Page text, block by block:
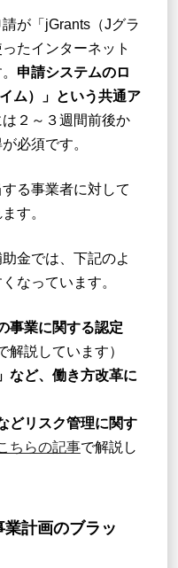
が「jGrants（Jグラ
たインターネット
申請システムのロ
ム）」という共通ア
２～３週間前後か
必須です。
る事業者に対して
す。
金では、下記のよ
なっています。
事業に関する認定
解説しています）
など、働き方改革に
どリスク管理に関す
ちらの記事で解説し
計画のブラッ